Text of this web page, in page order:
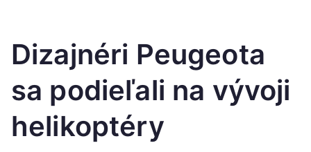
Dizajnéri Peugeota
sa podieľali na vývoji
helikoptéry